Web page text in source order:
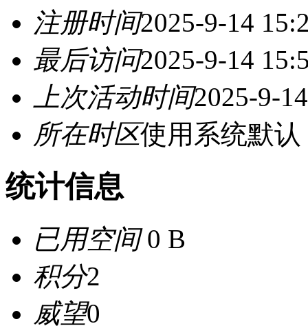
注册时间2025-9-14
最后访问2025-9-14
上次活动时间2025-9-
所在时区使用系统默认
统计信息
已用空间0 B
积分2
威望0